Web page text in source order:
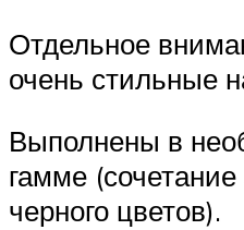
Отдельное
очень стильные
Выполнены в
гамме (сочетание
черного цветов).